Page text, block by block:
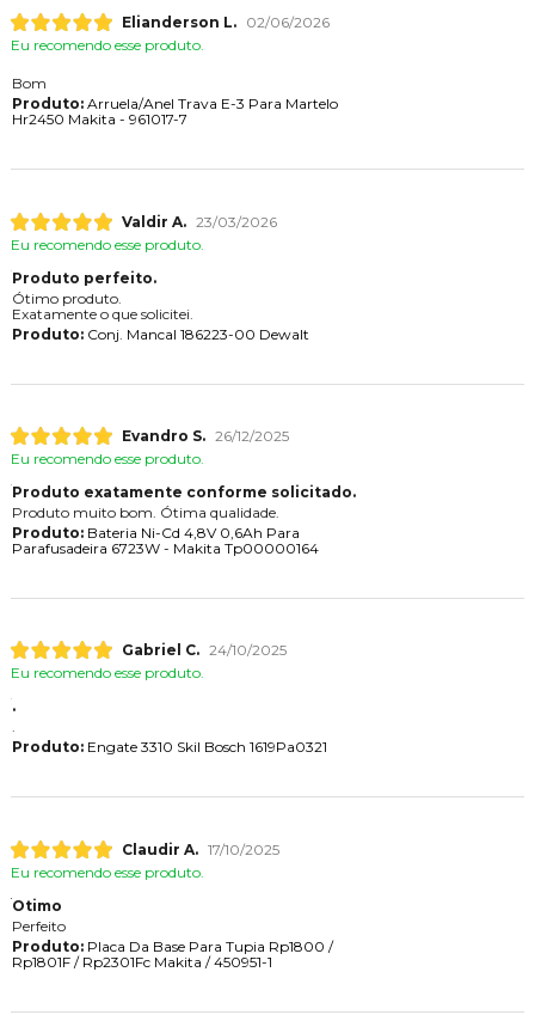
Elianderson L.
02/06/2026
Eu recomendo esse produto.
Bom
Produto:Arruela/Anel Trava E-3 Para Martelo
Hr2450 Makita - 961017-7
Valdir A. 23/03/2026
Eu recomendo esse produto.
Produto perfeito.
Ótimo produto.
Exatamente o que solicitei.
Produto:Conj. Mancal 186223-00 Dewalt
Evandro S. 26/12/2025
Eu recomendo esse produto.
Produto exatamente conforme solicitado.
Produto muito bom. Ótima qualidade.
Produto:Bateria Ni-Cd 4,8V 0,6Ah Para
Parafusadeira 6723W - Makita Tp00000164
Gabriel C. 24/10/2025
Eu recomendo esse produto.
.
.
Produto:Engate 3310 Skil Bosch 1619Pa0321
Claudir A. 17/10/2025
Eu recomendo esse produto.
Otimo
Perfeito
Produto:Placa Da Base Para Tupia Rp1800 /
Rp1801F / Rp2301Fc Makita / 450951-1